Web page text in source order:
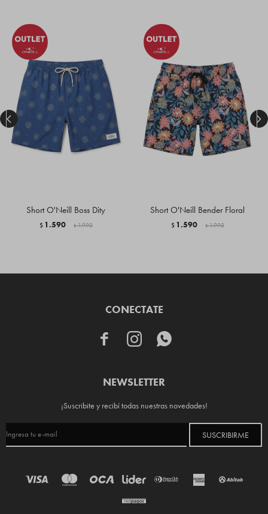
Short O'Neill Boss Dity
$ 1.590 $ 1.990
Short O'Neill Bender Floral
$ 1.590 $ 1.990
 
CONECTATE
  
NEWSLETTER
¡Suscribite y recibí todas nuestras novedades!
SUSCRIBIRME